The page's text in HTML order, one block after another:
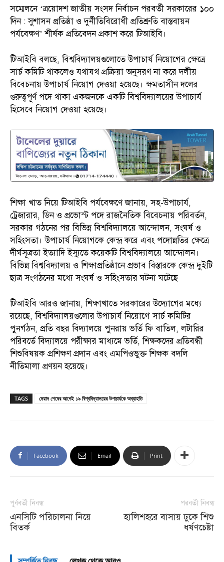
সম্মেলনে ‘ত্রয়োদশ জাতীয় সংসদ নির্বাচন পরবর্তী সরকারের ১০০
দিন : সুশাসন প্রতিষ্ঠা ও দুর্নীতিবিরোধী প্রতিশ্রুতি বাস্তবায়ন
পর্যবেক্ষণ’ শীর্ষক প্রতিবেদন প্রকাশ করে টিআইবি।
টিআইবি বলছে, বিশ্ববিদ্যালয়গুলোতে উপাচার্য নিয়োগের ক্ষেত্রে
সার্চ কমিটি থাকলেও যথাযথ প্রক্রিয়া অনুসরণ না করে দলীয়
বিবেচনায় উপাচার্য নিয়োগ দেওয়া হয়েছে। ক্ষমতাসীন দলের
গুরুত্বপূর্ণ পদে থাকা একজনকে একটি বিশ্ববিদ্যালয়ের উপাচার্য
হিসেবে নিয়োগ দেওয়া হয়েছে।
শিক্ষা খাত নিয়ে টিআইবি পর্যবেক্ষণে জানায়, সহ-উপাচার্য,
ট্রেজারার, ডিন ও প্রভোস্ট পদে রাজনৈতিক বিবেচনায় পরিবর্তন,
সরকার গঠনের পর বিভিন্ন বিশ্ববিদ্যালয়ে আন্দোলন, সংঘর্ষ ও
সহিংসতা। উপাচার্য নিয়োগকে কেন্দ্র করে এবং পদোন্নতির ক্ষেত্রে
দীর্ঘসূত্রতা ইত্যাদি ইস্যুতে কয়েকটি বিশ্ববিদ্যালয়ে আন্দোলন।
বিভিন্ন বিশ্ববিদ্যালয় ও শিক্ষাপ্রতিষ্ঠানে প্রভাব বিস্তারকে কেন্দ্র দুইটি
ছাত্র সংগঠনের মধ্যে সংঘর্ষ ও সহিংসতার ঘটনা ঘটেছে
টিআইবি আরও জানায়, শিক্ষাখাতে সরকারের উদ্যোগের মধ্যে
রয়েছে, বিশ্ববিদ্যালয়গুলোর উপাচার্য নিয়োগে সার্চ কমিটির
পুনর্গঠন, প্রতি বছর বিদ্যালয়ে পুনরায় ভর্তি ফি বাতিল, লটারির
পরিবর্তে বিদ্যালয়ে পরীক্ষার মাধ্যমে ভর্তি, শিক্ষকদের প্রতিবন্ধী
শিশুবিষয়ক প্রশিক্ষণ প্রদান এবং এমপিওভুক্ত শিক্ষক বদলি
নীতিমালা প্রণয়ন হয়েছে।
TAGS মেয়াদ শেষের আগেই ১৯ বিশ্ববিদ্যালয়ের উপাচার্যকে অব্যাহতি
Facebook Email Print
পূর্ববর্তী নিবন্ধ
এনসিটি পরিচালনা নিয়ে
বিতর্ক
পরবর্তী নিবন্ধ
হালিশহরে বাসায় ঢুকে শিশু
ধর্ষণচেষ্টা